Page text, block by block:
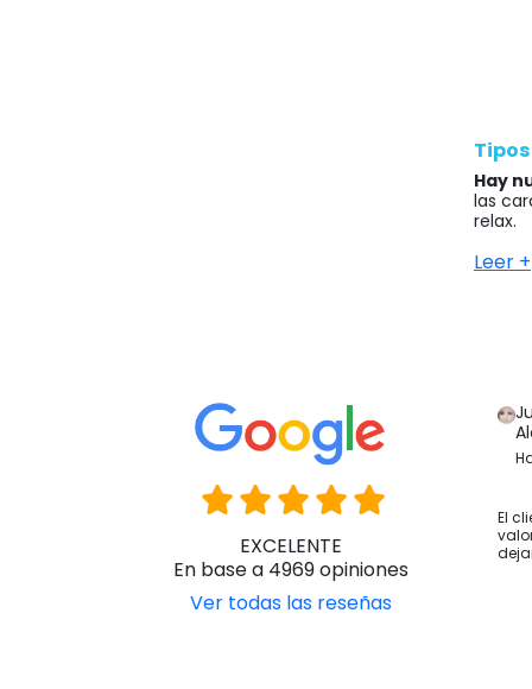
Hay
las
relax.
En
Leer +
EXCELENTE
En base a 4969 opiniones
Ver todas las reseñas
El